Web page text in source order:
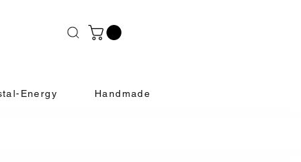
Energy Handmade